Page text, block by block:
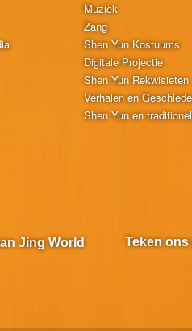
Muziek
Zang
Shen Yun Kostuums
Digitale Projectie
Shen Yun Rekwisieten
Verhalen en
Shen Yun en
Jing World Teken